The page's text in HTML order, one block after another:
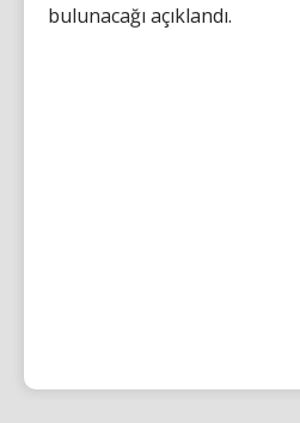
bulunacağı açıklandı.